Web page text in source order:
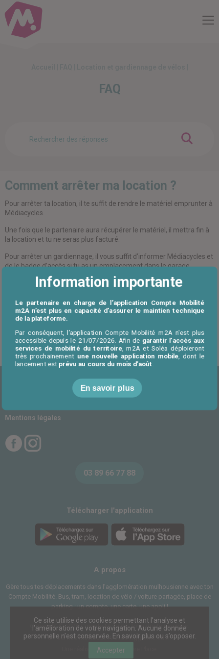
Compte Mobilité
FAQ
Comment arrêter ma location ?
Pour arrêter ta location, il te suffit de rendre le matériel emprunter à
Médiacycles.
Une fois que le partenaire aura récupérer le matériel, il mettra fin à
la location et tu ne seras plus facturé.
Pour arrêter un gardiennage, il vous suffit d’informer Médiacycles et
de le badge d’accès si tu as un emplacement dans le garage
Médiacycles.
Retour à l'accueil FAQ
Mentions légales
Proposer un service
03 89 66 77 88
Télécharger l'application
A propos
Gère tous tes déplacements dans l’agglomération mulhousienne avec ton
Compte Mobilité. Bus, tram, location de vélo / voiture partagée, place de
parking : un compte, une carte, une appli !
Copyright © 2026 Compte Mobilité. Tous droits réservés.
Un serviceMulhouse Alsace Agglomération
Une réalisation
Première Place
Ce site utilise des cookies permettant l’analyse et
l’amélioration de votre navigation. Aucune donnée
personnelle n’est conservée. En savoir plus ou s’opposer.
Accepter
En savoir plus
Le partenaire en charge de l’application Compte Mobilité
m2A n’est plus en capacité d’assurer le maintien technique
de la plateforme.
Par conséquent, l’application Compte Mobilité m2A n'est plus
accessible depuis le 21/07/2026. Afin de garantir l’accès aux
services de mobilité du territoire, m2A et Soléa déploieront
très prochainement une nouvelle application mobile , dont le
lancement estprévu au cours du mois d’août
Information importante